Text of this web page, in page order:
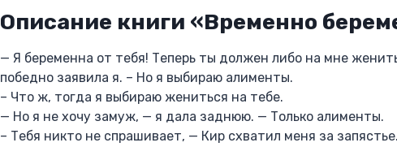
Описание книги «Временно
— Я беременна от тебя! Теперь ты должен либо на мне
победно заявила я. – Но я выбираю алименты.
– Что ж, тогда я выбираю жениться на тебе.
— Но я не хочу замуж, — я дала заднюю. — Только алименты.
– Тебя никто не спрашивает, — Кир схватил меня за